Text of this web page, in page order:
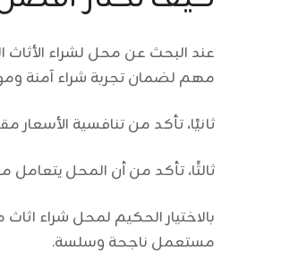
عند البحث عن محل لشراء
مهم لضمان تجربة شراء آمنة
ثانيًا، تأكد من تنافسية
ثالثًا، تأكد من أن المحل يتعامل
بالاختيار الحكيم لمحل شراء
مستعمل ناجحة وسلسة.